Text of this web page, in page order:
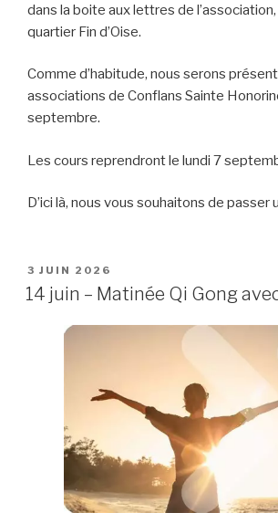
dans la boite aux lettres de
quartier Fin d’Oise.
Comme d’habitude, nous serons
associations de Conflans Sainte
septembre.
Les cours reprendront le lundi 7
D’ici là, nous vous souhaitons de passer
PUBLIÉ
LE
3 JUIN 2026
14 juin – Matinée Qi Gong